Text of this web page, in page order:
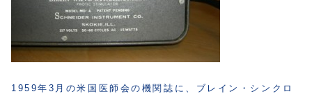
1959年3月の米国医師会の機関誌に、ブレイン・シンクロ